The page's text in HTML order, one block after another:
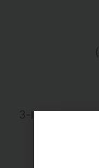
רשת אינטגרלית (מובנת בשולחן), זוג מחבטים ו-3